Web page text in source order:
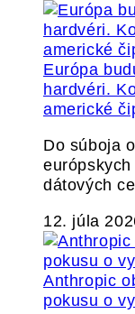
Európa
hardvéri.
americké
Do súboja
dátových
12. júla
Anthropic
pokusu o